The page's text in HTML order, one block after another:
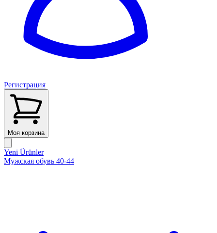
Регистрация
Моя корзина
Yeni Ürünler
Мужская обувь 40-44